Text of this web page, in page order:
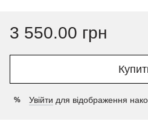
3 550.00 грн
% Увійти для відображення